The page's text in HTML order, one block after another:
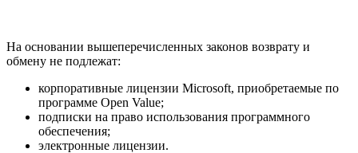
На основании вышеперечисленных законов возврату и
обмену не подлежат:
корпоративные лицензии Microsoft, приобретаемые по
программе Open Value;
подписки на право использования программного
обеспечения;
электронные лицензии.